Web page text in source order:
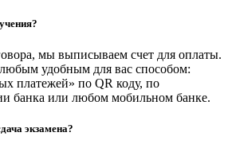
мы выписываем счет для оплаты.
удобным для вас способом:
платежей» по QR коду, по
банка или любом мобильном банке.
экзамена?